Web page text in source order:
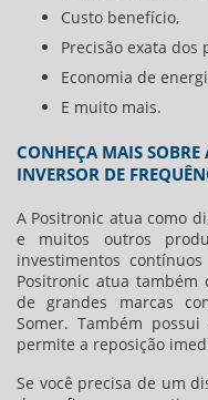
Custo benefício,
Precisão exata dos
Economia de
E muito mais.
CONHEÇA MAIS
INVERSOR DE
A Positronic atua como
e muitos outros
investimentos
Positronic atua também
de grandes marcas
Somer. Também
permite a reposição
Se você precisa de um